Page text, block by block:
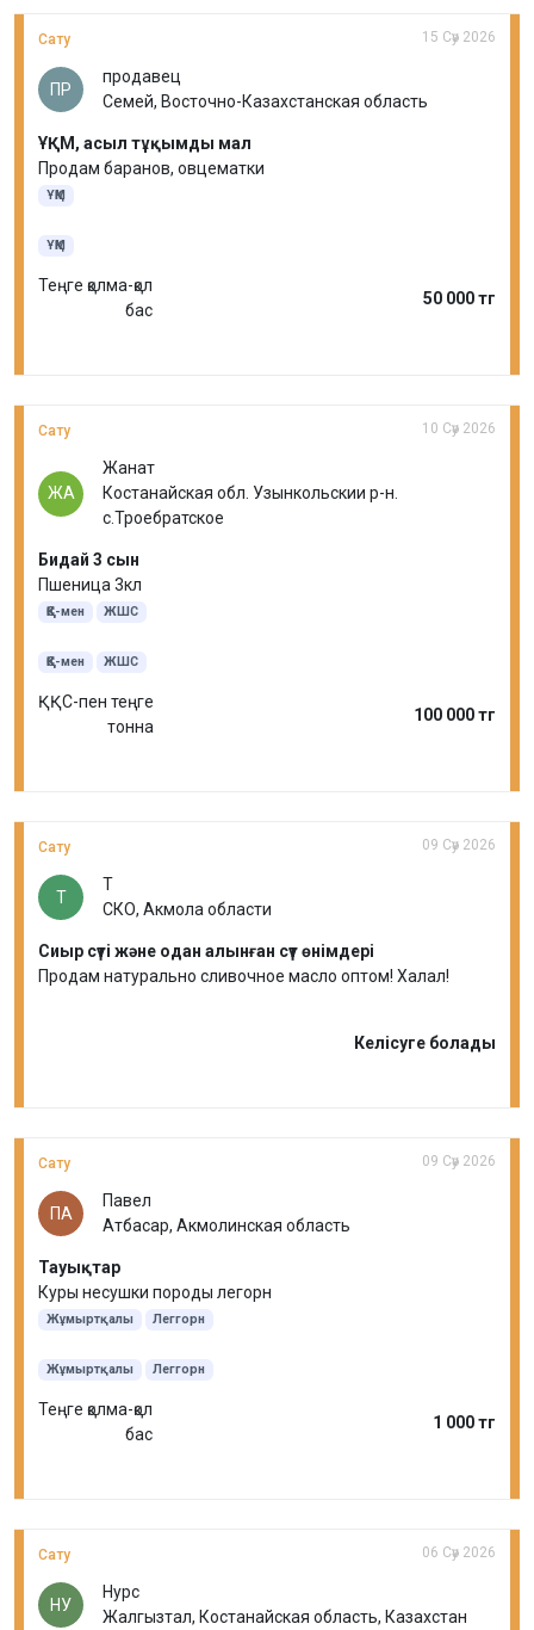
Сату 15 Сәу 2026
ПР
продавец
Семей, Восточно-Казахстанская область
ҰҚМ, асыл тұқымды мал
Продам баранов, овцематки
ҰҚМ
ҰҚМ
Теңге қолма-қол
бас
50 000 тг
Сату 10 Сәу 2026
ЖА
Жанат
Костанайская обл. Узынкольскии р-н.
с.Троебратское
Бидай 3 сын
Пшеница 3кл
ҚҚС-мен ЖШС
ҚҚС-мен ЖШС
ҚҚС-пен теңге
тонна
100 000 тг
Сату 09 Сәу 2026
Т
Т
СКО, Акмола области
Сиыр сүті және одан алынған сүт өнімдері
Продам натурально сливочное масло оптом! Халал!
Келісуге болады
Сату 09 Сәу 2026
ПА
Павел
Атбасар, Акмолинская область
Тауықтар
Куры несушки породы легорн
Жұмыртқалы Леггорн
Жұмыртқалы Леггорн
Теңге қолма-қол
бас
1 000 тг
Сату 06 Сәу 2026
НУ
Нурс
Жалгызтал, Костанайская область, Казахстан